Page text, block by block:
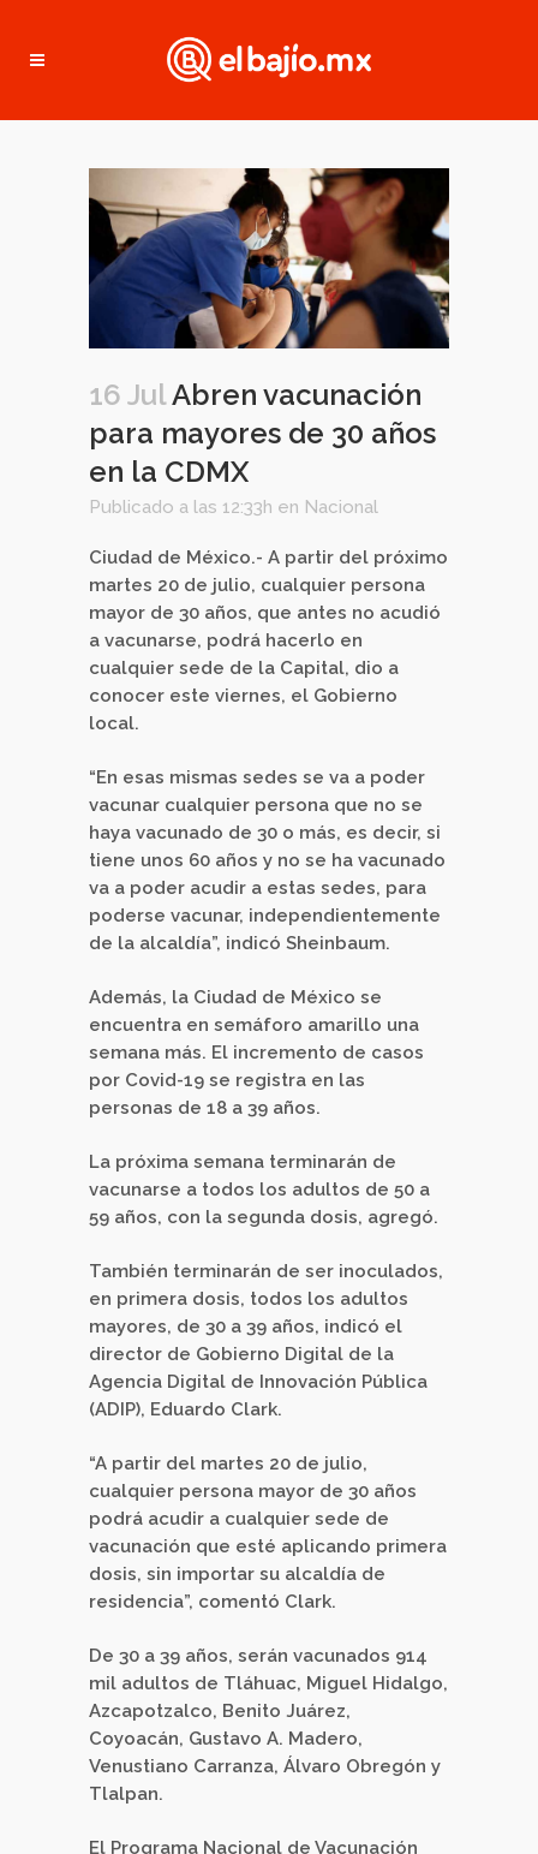
16 JulAbren vacunación
para mayores de 30 años
en la CDMX
Publicado a las 12:33h en Nacional
Ciudad de México.- A partir del próximo
martes 20 de julio, cualquier persona
mayor de 30 años, que antes no acudió
a vacunarse, podrá hacerlo en
cualquier sede de la Capital, dio a
conocer este viernes, el Gobierno
local.
“En esas mismas sedes se va a poder
vacunar cualquier persona que no se
haya vacunado de 30 o más, es decir, si
tiene unos 60 años y no se ha vacunado
va a poder acudir a estas sedes, para
poderse vacunar, independientemente
de la alcaldía”, indicó Sheinbaum.
Además, la Ciudad de México se
encuentra en semáforo amarillo una
semana más. El incremento de casos
por Covid-19 se registra en las
personas de 18 a 39 años.
La próxima semana terminarán de
vacunarse a todos los adultos de 50 a
59 años, con la segunda dosis, agregó.
También terminarán de ser inoculados,
en primera dosis, todos los adultos
mayores, de 30 a 39 años, indicó el
director de Gobierno Digital de la
Agencia Digital de Innovación Pública
(ADIP), Eduardo Clark.
“A partir del martes 20 de julio,
cualquier persona mayor de 30 años
podrá acudir a cualquier sede de
vacunación que esté aplicando primera
dosis, sin importar su alcaldía de
residencia”, comentó Clark.
De 30 a 39 años, serán vacunados 914
mil adultos de Tláhuac, Miguel Hidalgo,
Azcapotzalco, Benito Juárez,
Coyoacán, Gustavo A. Madero,
Venustiano Carranza, Álvaro Obregón y
Tlalpan.
El Programa Nacional de Vacunación